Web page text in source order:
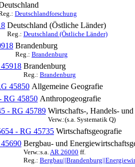
Deutschlandforschung
Deutschland (Östliche Länder)
Reg.: Deutschland (Östliche Länder)
Brandenburg
Reg.: Brandenburg
Brandenburg
Reg.: Brandenburg
45850 Allgemeine Geografie
RG 45850 Anthropogeografie
- RG 45789 Wirtschafts-, Handels-
Verw.:(s.a. Systematik Q)
- RG 45735 Wirtschaftsgeografie
Bergbau- und
Verw.:s.a.AR 26000 ff.
Reg.: